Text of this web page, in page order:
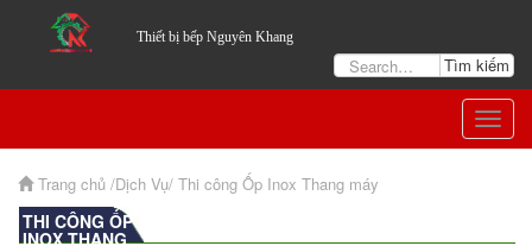
Thiết bị bếp Nguyên Khang
Trang chủ /Dịch Vụ/ Thi công Ốp Inox Thang máy
THI CÔNG ỐP
INOX THANG